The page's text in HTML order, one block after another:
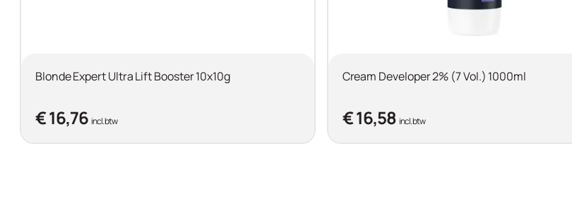
Blonde Expert Ultra Lift Booster 10x10g
€ 16,76 incl. btw
Cream Developer 2% (7 Vol.) 1000ml
€ 16,58 incl. btw